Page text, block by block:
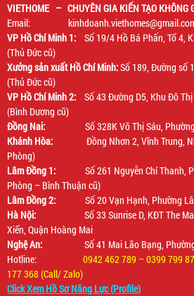
VIETHOME – CHUYÊN GIA KIẾN TẠO KHÔNG
Email:
VP Hồ Chí Minh 1: Số 19/4 Hồ Bá Phấn, Tổ 4,
(Thủ Đức cũ)
Xưởng sản xuất Hồ Chí Minh:Số 189, Đường số
(Thủ Đức cũ)
VP Hồ Chí Minh 2: Số 43 Đường D5, Khu Đô
(Bình Dương cũ)
Đồng Nai: Số 328K Võ Thị Sáu,
Khánh Hòa: Đồng Nhơn 2, Vĩnh Trung,
Phòng)
Lâm Đồng 1: Số 261 Nguyễn Chí Thanh,
Phòng – Bình Thuận cũ)
Lâm Đồng 2: Số 20 Vạn Hạnh, Phường
Hà Nội: Số 33 Sunrise D, KĐT The
Xiển, Quận Hoàng Mai
Nghệ An: Số 41 Mai Lão Bạng, Phường
Hotline: 0942 462 789 – 0399 799
177 368 (Call/ Zalo)
Click Xem Hồ Sơ Năng Lực (Profile)